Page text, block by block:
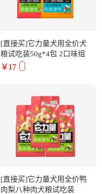
[直接买]它力量犬用全价犬
粮试吃装50g*4包 2口味组
合
￥17
[直接买]它力量犬用全价鸭
肉梨八种肉犬粮试吃装